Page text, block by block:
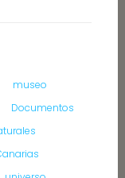
museo
Documentos